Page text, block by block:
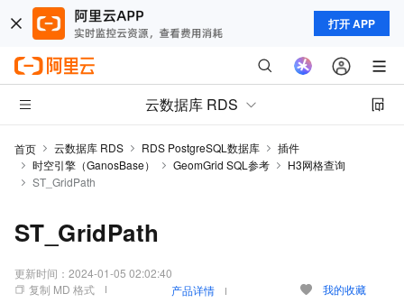
打开 APP
云数据库 RDS
首页 云数据库 RDS RDS PostgreSQL数据库
插件
时空引擎（GanosBase）
GeomGrid SQL参考
H3网格查询
ST_GridPath
ST_GridPath
更新时间： 2024-01-05 02:02:40
复制 MD 格式
产品详情 我的收藏